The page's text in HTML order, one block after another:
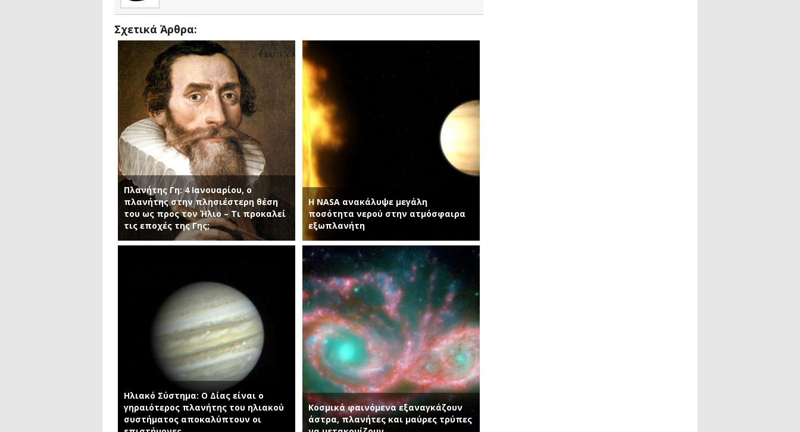
Σχετικά Άρθρα:
Πλανήτης Γη: 4 Ιανουαρίου, ο
πλανήτης στην πλησιέστερη θέση
του ως προς τον Ήλιο – Τι προκαλεί
τις εποχές της Γης;
Η NASA ανακάλυψε μεγάλη
ποσότητα νερού στην ατμόσφαιρα
εξωπλανήτη
Ηλιακό Σύστημα: Ο Δίας είναι ο
γηραιότερος πλανήτης του ηλιακού
συστήματος αποκαλύπτουν οι
Κοσμικά φαινόμενα εξαναγκάζουν
άστρα, πλανήτες και μαύρες τρύπες